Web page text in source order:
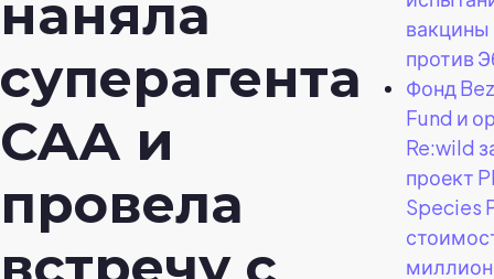
наняла
суперагента
CAA и
провела
против
Фонд
Fund и
Re:wild
проект
Species